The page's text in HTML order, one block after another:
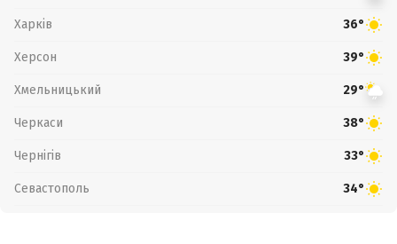
Харків 36°
Херсон 39°
Хмельницький 29°
Черкаси 38°
Чернігів 33°
Севастополь 34°